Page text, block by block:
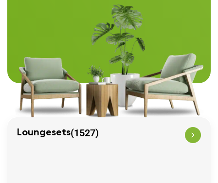
Loungesets(1527)